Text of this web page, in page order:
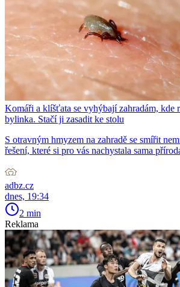
Komáři a klíšťata se vyhýbají zahradám, kde
bylinka. Stačí ji zasadit ke stolu
S otravným hmyzem na zahradě se smířit
řešení, které si pro vás nachystala sama
adbz.cz
dnes, 19:34
2 min
Reklama